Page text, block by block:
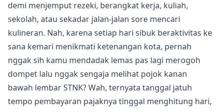
demi menjemput rezeki, berangkat kerja, kuliah,
sekolah, atau sekadar jalan-jalan sore mencari
kulineran. Nah, karena setiap hari sibuk beraktivitas ke
sana kemari menikmati ketenangan kota, pernah
nggak sih kamu mendadak lemas pas lagi merogoh
dompet lalu nggak sengaja melihat pojok kanan
bawah lembar STNK? Wah, ternyata tanggal jatuh
tempo pembayaran pajaknya tinggal menghitung hari,